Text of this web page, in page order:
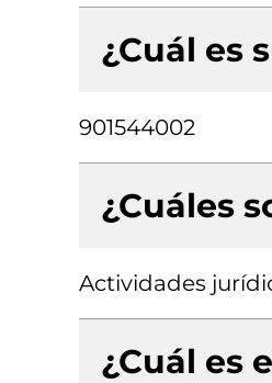
¿Cuál es
901544002
¿Cuáles
Actividades
¿Cuál es